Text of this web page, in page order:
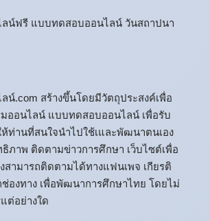
ลน์ฟรี แบบทดสอบออนไลน์ วันสถาปนา
น์.com สร้างขึ้นโดยมีวัตถุประสงค์เพื่อ
มออนไลน์ แบบทดสอบออนไลน์ เพื่อรับ
ห้ท่านที่สนใจนำไปใช้เและพัฒนาตนเอง
ภาพ ติดตามข่าวการศึกษา เว็บไซต์เพื่อ
สามารถติดตามได้ทางแฟนเพจ เกียรติ
องทาง เพื่อพัฒนาการศึกษาไทย โดยไม่
ต่อย่างใด